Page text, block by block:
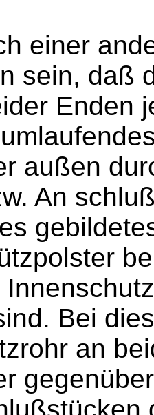
einer
sein, daß
Enden
außen
An­
Bei
an